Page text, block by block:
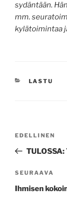
sydäntään.
mm.
kylätoimintaa
LASTU
Edellinen
artikkeli
EDELLINEN
Seuraava
artikkeli
SEURAAVA
Ihmisen